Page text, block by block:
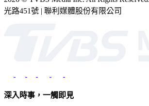
光路451號 | 聯利媒體股份有限公司
深入時事，一觸即見